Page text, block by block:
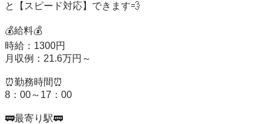
と【スピード対応】できます💨
💰給料💰
時給：1300円
月収例：21.6万円～
⏰勤務時間⏰
8：00～17：00
🚃最寄り駅🚃